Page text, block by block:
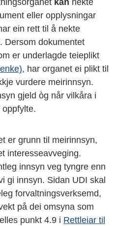
kan nekte
eller opplysningar
ein rett til å nekte
Dersom dokumentet
er underlagde teieplikt
har organet ei plikt til
vurdere meirinnsyn.
gjeld òg når vilkåra i
er grunn til meirinnsyn,
interesseavveging.
innsyn veg tyngre enn
gi innsyn. Sidan UDI skal
forvaltningsverksemd,
på dei omsyna som
punkt 4.9 i Rettleiar til